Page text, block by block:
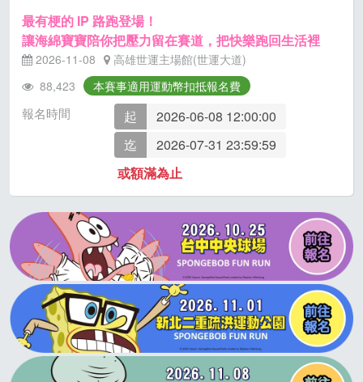
最有梗的 IP 路跑登場！
讓海綿寶寶陪你把壓力留在賽道，把快樂跑回生活裡
2026-11-08
高雄世運主場館(世運大道)
88,423
本賽事適用運動幣扣抵報名費
報名時間 起
2026-06-08 12:00:00
迄
2026-07-31 23:59:59
或額滿為止